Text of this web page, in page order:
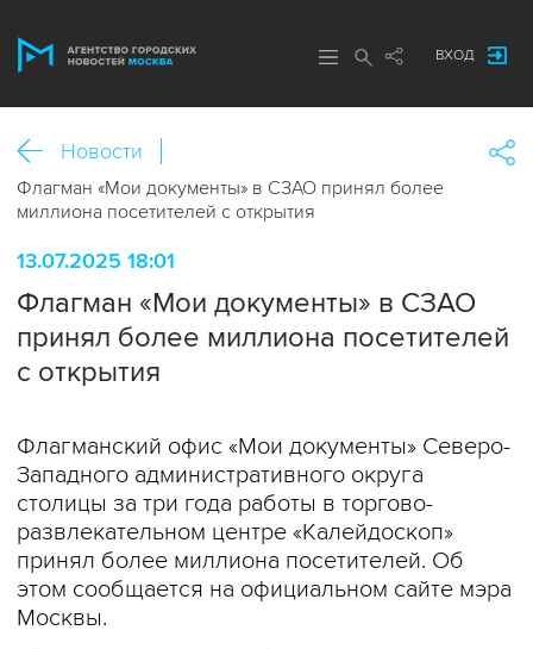
ВХОД
Новости
Флагман «Мои документы» в СЗАО принял более
миллиона посетителей с открытия
13.07.2025 18:01
Флагман «Мои документы» в СЗАО
принял более миллиона посетителей
с открытия
Флагманский офис «Мои документы» Северо-
Западного административного округа
столицы за три года работы в торгово-
развлекательном центре «Калейдоскоп»
принял более миллиона посетителей. Об
этом сообщается на официальном сайте мэра
Москвы.